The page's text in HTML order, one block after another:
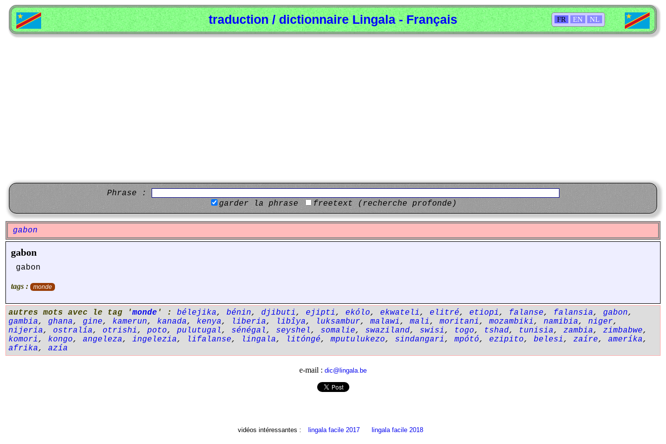
FR EN NL
traduction / dictionnaire Lingala - Français
Phrase :
garder la phrase
freetext (recherche profonde)
gabon
gabon
gabon
tags : monde
autres mots avec le tag 'monde ' : bélejika, bénin, djibuti, ejipti, ekólo, ekwateli, elitré, etiopi, falanse, falansia, gabon,
gambia, ghana, gine, kamerun, kanada, kenya, liberia, libîya, luksambur, malawi, mali, moritani, mozambiki, namibia, niger,
nijeria, ostralía, otrishi, poto, pulutugal, sénégal, seyshel, somalie, swaziland, swisi, togo, tshad, tunisia, zambia, zimbabwe,
komori, kongo, angeleza, ingelezia, lifalanse, lingala, litóngé, mputulukezo, sindangari, mpótó, ezipito, belesi, zaíre, ameríka,
afrika, azía
e-mail : dic@lingala.be
vidéos intéressantes : lingala facile 2017 lingala facile 2018